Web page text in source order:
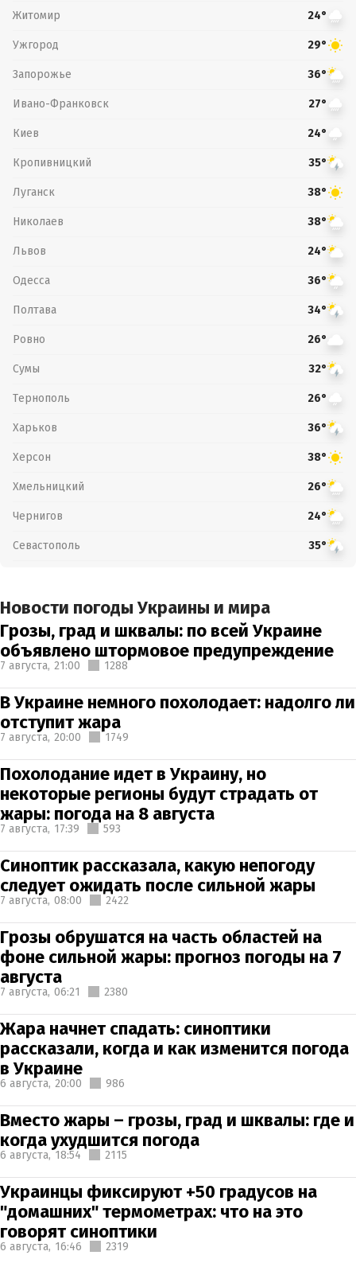
Житомир 24°
Ужгород 29°
Запорожье 36°
Ивано-Франковск 27°
Киев 24°
Кропивницкий 35°
Луганск 38°
Николаев 38°
Львов 24°
Одесса 36°
Полтава 34°
Ровно 26°
Сумы 32°
Тернополь 26°
Харьков 36°
Херсон 38°
Хмельницкий 26°
Чернигов 24°
Севастополь 35°
Новости погоды Украины и мира
Грозы, град и шквалы: по всей Украине
объявлено штормовое предупреждение
7 августа, 21:00 1288
В Украине немного похолодает: надолго ли
отступит жара
7 августа, 20:00 1749
Похолодание идет в Украину, но
некоторые регионы будут страдать от
жары: погода на 8 августа
7 августа, 17:39 593
Синоптик рассказала, какую непогоду
следует ожидать после сильной жары
7 августа, 08:00 2422
Грозы обрушатся на часть областей на
фоне сильной жары: прогноз погоды на 7
августа
7 августа, 06:21 2380
Жара начнет спадать: синоптики
рассказали, когда и как изменится погода
в Украине
6 августа, 20:00 986
Вместо жары – грозы, град и шквалы: где и
когда ухудшится погода
6 августа, 18:54 2115
Украинцы фиксируют +50 градусов на
"домашних" термометрах: что на это
говорят синоптики
6 августа, 16:46 2319